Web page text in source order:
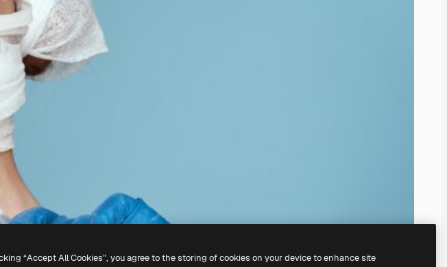
“Accept All Cookies”, you agree to the storing of cookies on your device to enhance site